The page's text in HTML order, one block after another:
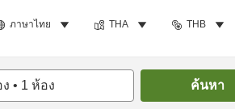
ภาษาไทย THA THB
• 1 ห้อง ค้นหา